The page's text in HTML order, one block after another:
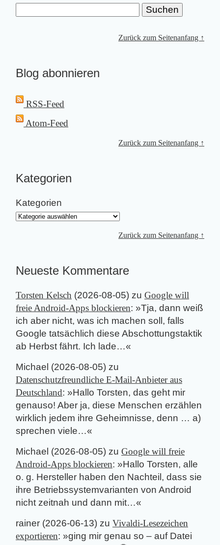
Zurück zum Seitenanfang ↑
Blog abonnieren
RSS-Feed
Atom-Feed
Zurück zum Seitenanfang ↑
Kategorien
Kategorien
Zurück zum Seitenanfang ↑
Neueste Kommentare
Torsten Kelsch (2026-08-05) zu Google will
freie Android-Apps blockieren: »Tja, dann weiß
ich aber nicht, was ich machen soll, falls
Google tatsächlich diese Abschottungstaktik
ab Herbst fährt. Ich lade…«
Michael (2026-08-05) zu
Datenschutzfreundliche E-Mail-Anbieter aus
Deutschland: »Hallo Torsten, das geht mir
genauso! Aber ja, diese Menschen erzählen
wirklich jedem ihre Geheimnisse, denn … a)
sprechen viele…«
Michael (2026-08-05) zu Google will freie
Android-Apps blockieren: »Hallo Torsten, alle
o. g. Hersteller haben den Nachteil, dass sie
ihre Betriebssystemvarianten von Android
nicht zeitnah und dann mit…«
rainer (2026-06-13) zu Vivaldi-Lesezeichen
exportieren: »ging mir genau so – auf Datei